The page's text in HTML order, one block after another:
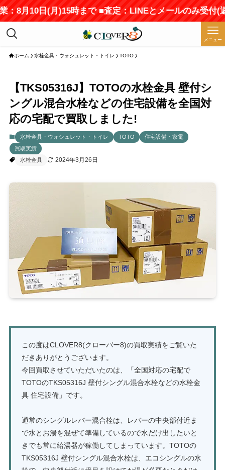
8月10日(月)15時まで ■査定：LINEとメールのみ受付(
メニュー
ホーム 水栓金具・ウォシュレット・トイレ TOTO
【TKS05316J】TOTOの水栓金具 壁付シ
ングル混合水栓などの住宅設備を全国対
応の宅配で買取しました!
水栓金具・ウォシュレット・トイレ TOTO
住宅設備・家電
買取実績
水栓金具
2024年3月26日
この度はCLOVER8(クローバー8)の買取実績をご覧いた
だきありがとうございます。
今回買取させていただいたのは、「全国対応の宅配で
TOTOのTKS05316J 壁付シングル混合水栓などの水栓金
具 住宅設備」です。
通常のシングルレバー混合栓は、レバーの中央部付近ま
で水とお湯を混ぜて準備しているので水だけ出したいと
きでも常に給湯器が稼働してしまっています。TOTOの
TKS05316J 壁付シングル混合水栓は、エコシングルの水